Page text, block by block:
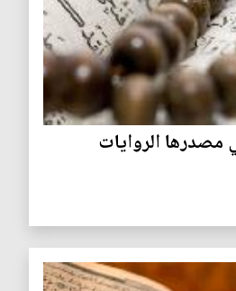
مصدرها الروايات